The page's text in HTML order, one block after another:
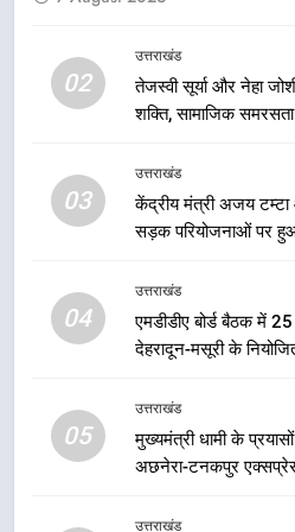
02
उत्तराखंड
तेजस्वी सूर्या और नेहा
शक्ति, सामाजिक
03
उत्तराखंड
केंद्रीय मंत्री अजय
सड़क परियोजनाओं पर
04
उत्तराखंड
एमडीडीए बोर्ड बैठक में 25
देहरादून-मसूरी के
05
उत्तराखंड
मुख्यमंत्री धामी के
अछनेरा-टनकपुर
उत्तराखंड
की
समरसता
संदेश
उत्तराखंड
केंद्रीय
धामी की
4
एमडीडीए